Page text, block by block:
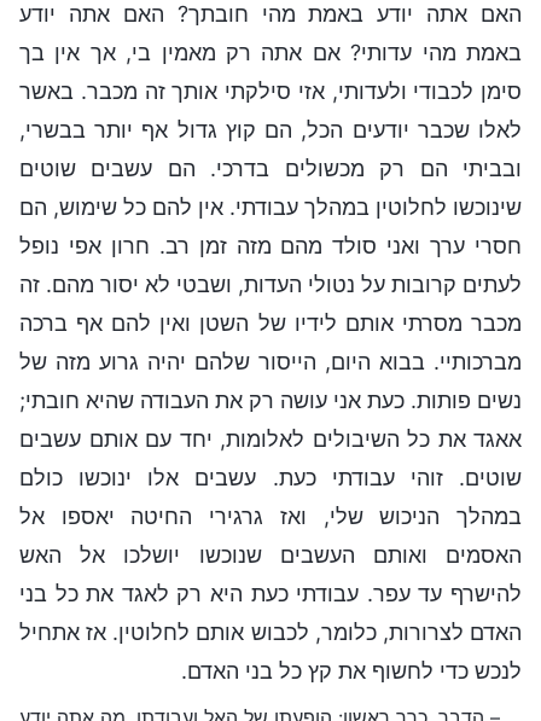
האם אתה יודע באמת מהי חובתך? האם אתה יודע
באמת מהי עדותי? אם אתה רק מאמין בי, אך אין בך
סימן לכבודי ולעדותי, אזי סילקתי אותך זה מכבר. באשר
לאלו שכבר יודעים הכל, הם קוץ גדול אף יותר בבשרי,
ובביתי הם רק מכשולים בדרכי. הם עשבים שוטים
שינוכשו לחלוטין במהלך עבודתי. אין להם כל שימוש, הם
חסרי ערך ואני סולד מהם מזה זמן רב. חרון אפי נופל
לעתים קרובות על נטולי העדות, ושבטי לא יסור מהם. זה
מכבר מסרתי אותם לידיו של השטן ואין להם אף ברכה
מברכותיי. בבוא היום, הייסור שלהם יהיה גרוע מזה של
נשים פותות. כעת אני עושה רק את העבודה שהיא חובתי;
אאגד את כל השיבולים לאלומות, יחד עם אותם עשבים
שוטים. זוהי עבודתי כעת. עשבים אלו ינוכשו כולם
במהלך הניכוש שלי, ואז גרגירי החיטה יאספו אל
האסמים ואותם העשבים שנוכשו יושלכו אל האש
להישרף עד עפר. עבודתי כעת היא רק לאגד את כל בני
האדם לצרורות, כלומר, לכבוש אותם לחלוטין. אז אתחיל
לנכש כדי לחשוף את קץ כל בני האדם.